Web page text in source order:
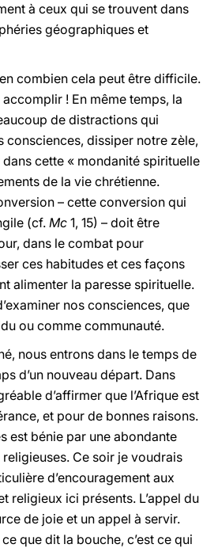
à ceux qui se trouvent dans
géographiques et
combien cela peut être difficile.
! En même temps, la
de distractions qui
consciences, dissiper notre zèle,
cette « mondanité spirituelle
de la vie chrétienne.
– cette conversion qui
(cf. Mc 1, 15) – doit être
dans le combat pour
ces habitudes et ces façons
alimenter la paresse spirituelle.
nos consciences, que
ou comme communauté.
nous entrons dans le temps de
d’un nouveau départ. Dans
d’affirmer que l’Afrique est
et pour de bonnes raisons.
est bénie par une abondante
Ce soir je voudrais
d’encouragement aux
religieux ici présents. L’appel du
de joie et un appel à servir.
que dit la bouche, c’est ce qui